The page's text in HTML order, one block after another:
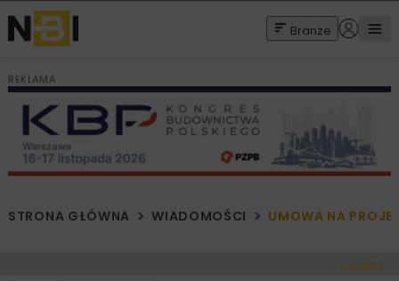
Branże
REKLAMA
STRONA GŁÓWNA WIADOMOŚCI UMOWA NA
< Cofnij